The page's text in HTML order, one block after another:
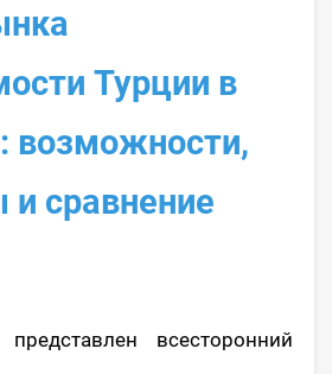
Турции в
возможности,
сравнение
всесторонний